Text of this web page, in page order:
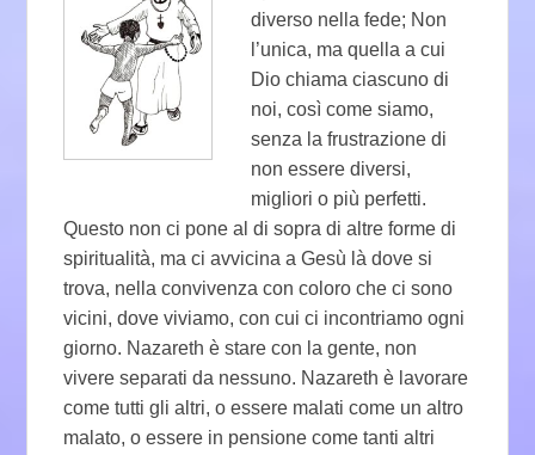
diverso nella fede; Non
l’unica, ma quella a cui
Dio chiama ciascuno di
noi, così come siamo,
senza la frustrazione di
non essere diversi,
migliori o più perfetti.
Questo non ci pone al di sopra di altre forme di
spiritualità, ma ci avvicina a Gesù là dove si
trova, nella convivenza con coloro che ci sono
vicini, dove viviamo, con cui ci incontriamo ogni
giorno. Nazareth è stare con la gente, non
vivere separati da nessuno. Nazareth è lavorare
come tutti gli altri, o essere malati come un altro
malato, o essere in pensione come tanti altri